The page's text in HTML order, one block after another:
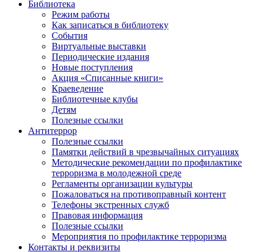
Библиотека
Режим работы
Как записаться в библиотеку
События
Виртуальные выставки
Периодические издания
Новые поступления
Акция «Списанные книги»
Краеведение
Библиотечные клубы
Детям
Полезные ссылки
Антитеррор
Полезные ссылки
Памятки действий в чрезвычайных ситуациях
Методические рекомендации по профилактике
терроризма в молодежной среде
Регламенты организации культуры
Пожаловаться на противоправный контент
Телефоны экстренных служб
Правовая информация
Полезные ссылки
Мероприятия по профилактике терроризма
Контакты и реквизиты